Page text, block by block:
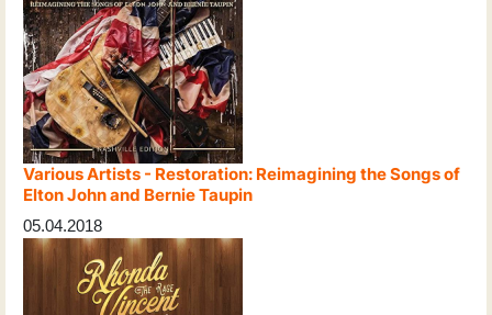
Various Artists - Restoration: Reimagining the Songs of
Elton John and Bernie Taupin
05.04.2018